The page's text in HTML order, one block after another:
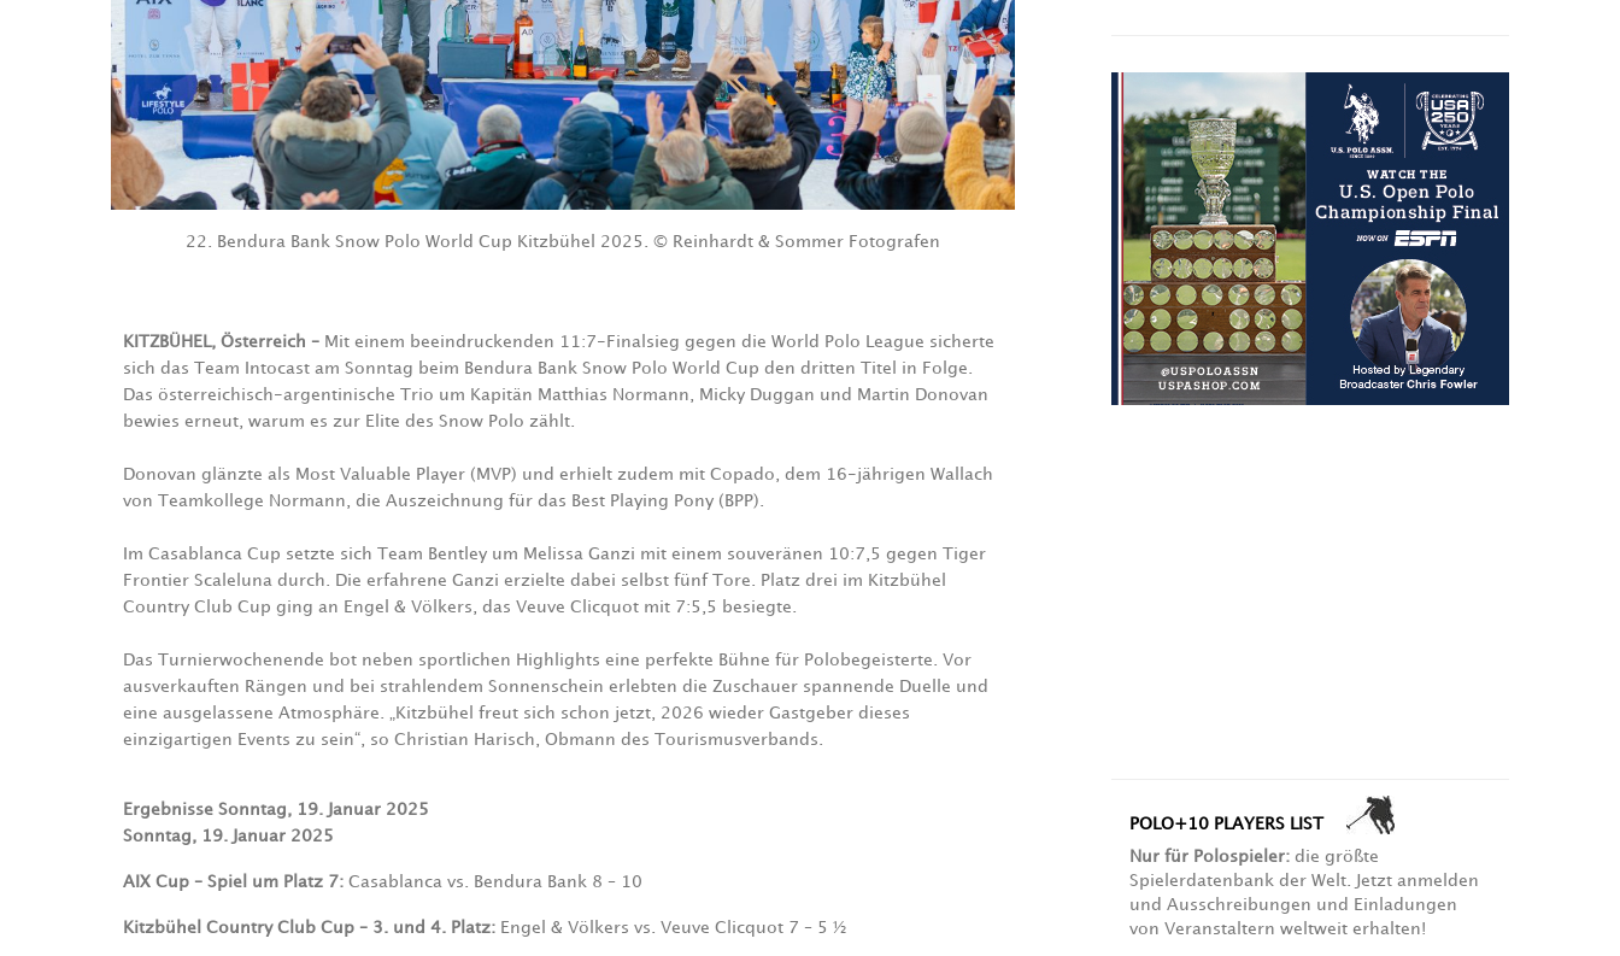
22. Bendura Bank Snow Polo World Cup Kitzbühel 2025. © Reinhardt & Sommer Fotografen
KITZBÜHEL, Österreich – Mit einem beeindruckenden 11:7-Finalsieg gegen die World Polo League sicherte
sich das Team Intocast am Sonntag beim Bendura Bank Snow Polo World Cup den dritten Titel in Folge.
Das österreichisch-argentinische Trio um Kapitän Matthias Normann, Micky Duggan und Martin Donovan
bewies erneut, warum es zur Elite des Snow Polo zählt.
Donovan glänzte als Most Valuable Player (MVP) und erhielt zudem mit Copado, dem 16-jährigen Wallach
von Teamkollege Normann, die Auszeichnung für das Best Playing Pony (BPP).
Im Casablanca Cup setzte sich Team Bentley um Melissa Ganzi mit einem souveränen 10:7,5 gegen Tiger
Frontier Scaleluna durch. Die erfahrene Ganzi erzielte dabei selbst fünf Tore. Platz drei im Kitzbühel
Country Club Cup ging an Engel & Völkers, das Veuve Clicquot mit 7:5,5 besiegte.
Das Turnierwochenende bot neben sportlichen Highlights eine perfekte Bühne für Polobegeisterte. Vor
ausverkauften Rängen und bei strahlendem Sonnenschein erlebten die Zuschauer spannende Duelle und
eine ausgelassene Atmosphäre. „Kitzbühel freut sich schon jetzt, 2026 wieder Gastgeber dieses
einzigartigen Events zu sein“, so Christian Harisch, Obmann des Tourismusverbands.
Ergebnisse Sonntag, 19. Januar 2025
Sonntag, 19. Januar 2025
AIX Cup – Spiel um Platz 7: Casablanca vs. Bendura Bank 8 – 10
Kitzbühel Country Club Cup – 3. und 4. Platz: Engel & Völkers vs. Veuve Clicquot 7 – 5 ½
POLO+10 PLAYERS LIST
Nur für Polospieler:die größte
Spielerdatenbank der Welt. Jetzt anmelden
und Ausschreibungen und Einladungen
von Veranstaltern weltweit erhalten!